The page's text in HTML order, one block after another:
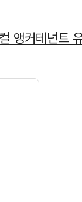
앵커테넌트